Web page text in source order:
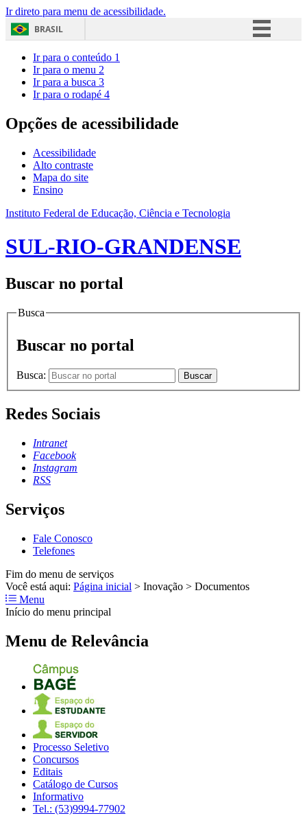
Ir direto para menu de acessibilidade.
BRASIL
Acesso à informação
Ir para o conteúdo 1
Ir para o menu 2
Ir para a busca 3
Ir para o rodapé 4
Opções de acessibilidade
Acessibilidade
Alto contraste
Mapa do site
Ensino
Instituto Federal de Educação, Ciência e Tecnologia
SUL-RIO-GRANDENSE
Buscar no portal
Busca
Buscar no portal
Busca: Buscar
Redes Sociais
Intranet
Facebook
Instagram
RSS
Serviços
Fale Conosco
Telefones
Fim do menu de serviços
Você está aqui: Página inicial > Inovação > Documentos
Menu
Início do menu principal
Menu de Relevância
Processo Seletivo
Concursos
Editais
Catálogo de Cursos
Informativo
Tel.: (53)9994-77902